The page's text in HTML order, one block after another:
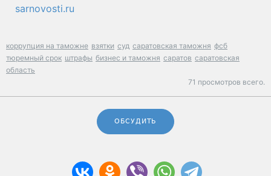
sarnovosti.ru
коррупция на таможне взятки суд саратовская таможня фсб
тюремный срок штрафы бизнес и таможня саратов саратовская
область
71 просмотров всего.
ОБСУДИТЬ